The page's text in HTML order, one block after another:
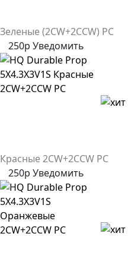
Зеленые (2CW+2CCW) PC
250р Уведомить
Красные 2CW+2CCW PC
250р Уведомить